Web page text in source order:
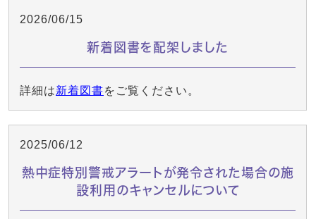
2026/06/15
新着図書を配架しました
詳細は新着図書をご覧ください。
2025/06/12
熱中症特別警戒アラートが発令された場合の施
設利用のキャンセルについて